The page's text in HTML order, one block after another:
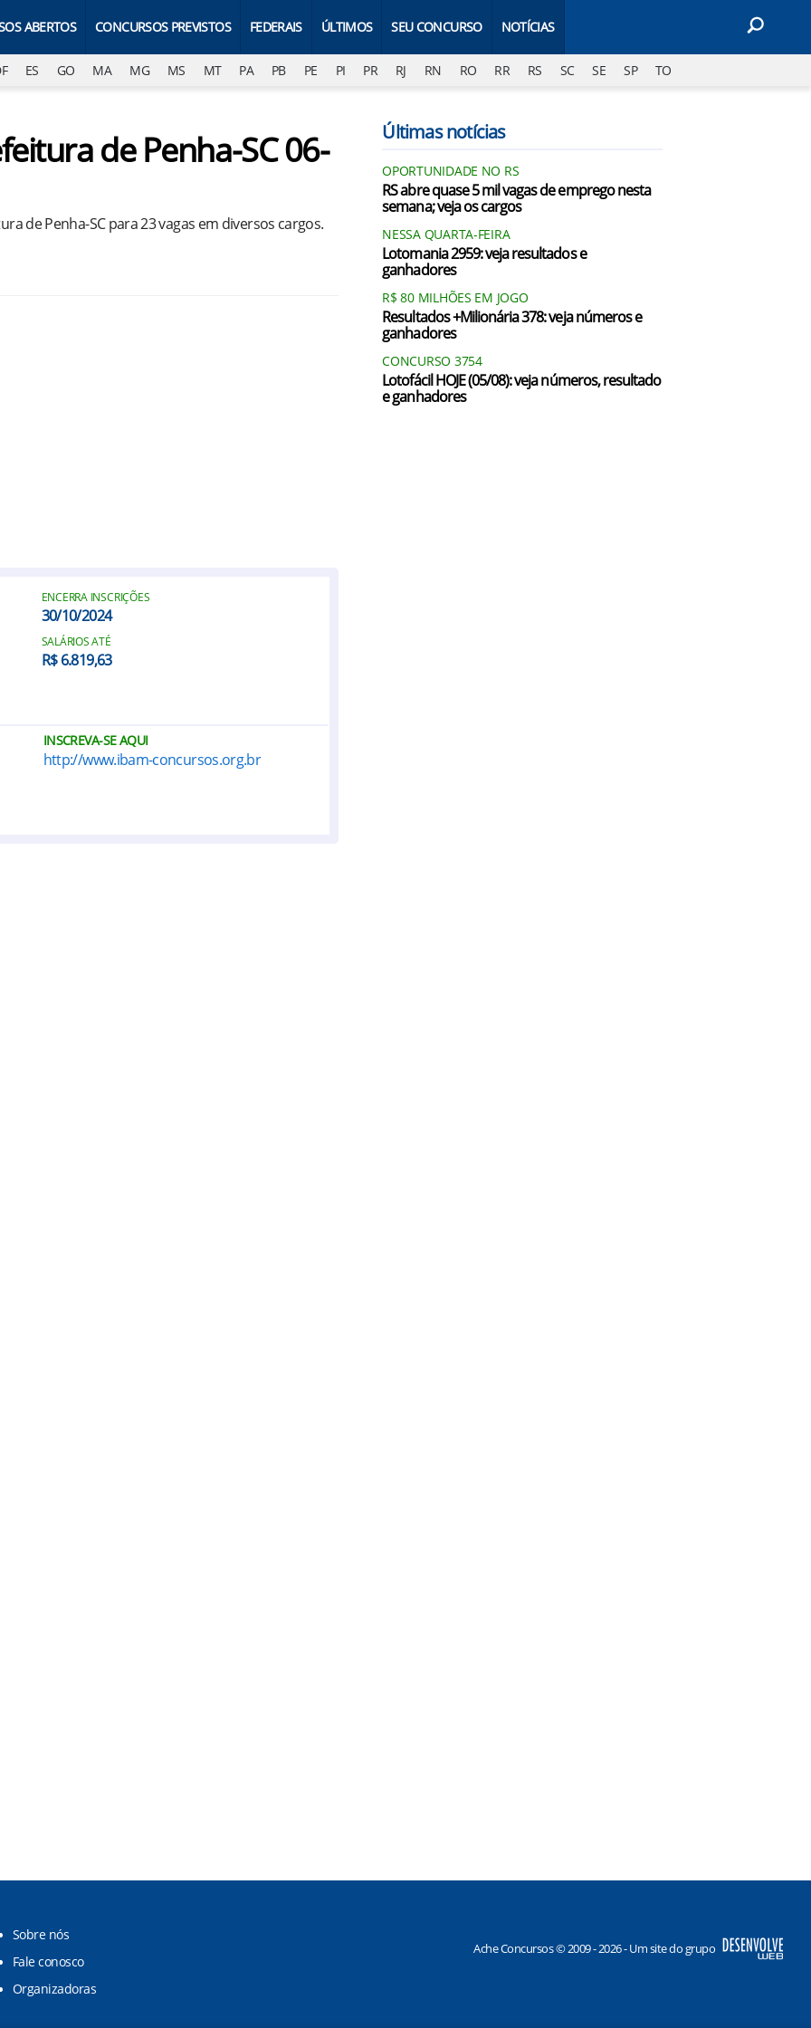
ABERTOS CONCURSOS PREVISTOS FEDERAIS ÚLTIMOS SEU CONCURSO NOTÍCIAS
ES GO MA MG MS MT PA PB PE PI PR RJ RN RO RR RS SC SE SP TO
de Penha-SC 06-
de Penha-SC para 23 vagas em diversos cargos.
ENCERRA INSCRIÇÕES
30/10/2024
SALÁRIOS ATÉ
R$ 6.819,63
INSCREVA-SE AQUI
http://www.ibam-concursos.org.br
Últimas notícias
OPORTUNIDADE NO RS
RS abre quase 5 mil vagas de emprego nesta
semana; veja os cargos
NESSA QUARTA-FEIRA
Lotomania 2959: veja resultados e
ganhadores
R$ 80 MILHÕES EM JOGO
Resultados +Milionária 378: veja números e
ganhadores
CONCURSO 3754
Lotofácil HOJE (05/08): veja números, resultado
e ganhadores
Sobre nós
Fale conosco
Organizadoras
Ache Concursos © 2009 - 2026 - Um site do grupo